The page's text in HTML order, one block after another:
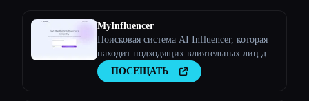
MyInfluencer
Поисковая система AI Influencer, которая
находит подходящих влиятельных лиц для
любого бизнеса
ПОСЕЩАТЬ